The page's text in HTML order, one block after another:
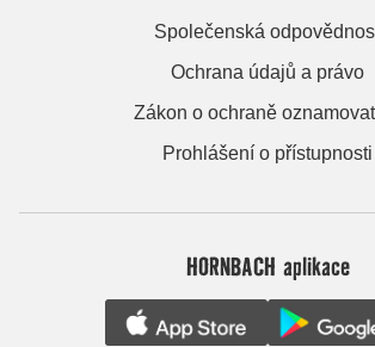
Společenská
Ochrana údajů a právo
Zákon o ochraně
Prohlášení o přístupnosti
HORNBACH aplikace